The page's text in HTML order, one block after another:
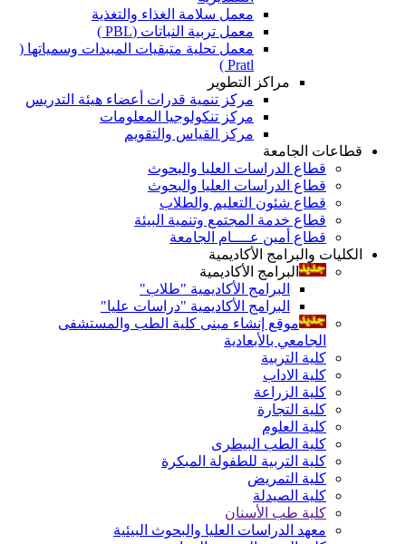
معمل سلامة الغذاء والتغذية
معمل تربية النباتات (PBL )
معمل تحلية متبقيات المبيدات وسمياتها (
Pratl )
مراكز التطوير
مركز تنمية قدرات أعضاء هيئة التدريس
مركز تنكولوجيا المعلومات
مركز القياس والتقويم
قطاعات الجامعة
قطاع الدراسات العليا والبحوث
قطاع الدراسات العليا والبحوث
قطاع شئون التعليم والطلاب
قطاع خدمة المجتمع وتنمية البيئة
قطاع أمين عــــام الجامعة
الكليات والبرامج الأكاديمية
البرامج الأكاديمية
البرامج الأكاديمية "طلاب"
البرامج الأكاديمية "دراسات عليا"
موقع إنشاء مبنى كلية الطب والمستشفى
الجامعي بالأبعادية
كلية التربية
كلية الاداب
كلية الزراعة
كلية التجارة
كلية العلوم
كلية الطب البيطرى
كلية التربية للطفولة المبكرة
كلية التمريض
كلية الصيدلة
كلية طب الأسنان
معهد الدراسات العليا والبحوث البيئية